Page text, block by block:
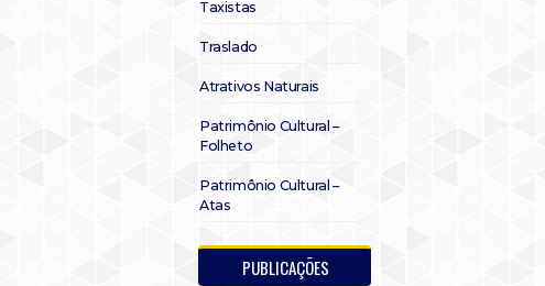
Taxistas
Traslado
Atrativos Naturais
Patrimônio Cultural –
Folheto
Patrimônio Cultural –
Atas
PUBLICAÇÕES